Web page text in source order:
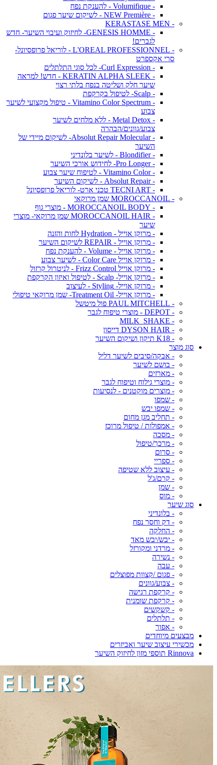
- Volumifique - להענקת נפח
- NEW Première - לשיקום שיער פגום
- KERASTASE MEN
- GENESIS HOMME- לחיזוק ועיבוי השיער- חדש
לגברים!
- L'OREAL PROFESSIONNEL - לוריאל פרופסיונל-
סרי אקספרט
- Curl Expression- לכל סוגי התלתלים
- KERATIN ALPHA SLEEK - חדש! למראה
שיער חלק ושליטה בנפח בלתי רצוי
- Scalp- לטיפול בקרקפת
- Vitamino Color Spectrum - טיפול מקצועי לשיער
צבוע
- Metal Detox - ללא מלחים לשיער
צבוע/גוונים/הבהרה
- Absolut Repair Molecular- לשיקום מיידי של
השיער
- Blondifier - לשיער בלונדיני
- Pro Longer- לחידוש אורכי השיער
- Vitamino Color - לטיפוח שיער צבוע
- Absolut Repair - לשיקום השיער
- TECNI ART טכני ארט- לוריאל פרופסיונל
- MOROCCANOIL שמן מרוקאי
- MOROCCANOIL BODY - מוצרי גוף
- MOROCCANOIL HAIR שמן מרוקאי- מוצרי
שיער
- מרוקן אוייל - Hydration לחות והזנה
- מרוקן אוייל - REPAIR לשיקום השיער
- מרוקן אוייל - Volume - להענקת נפח
- מרוקן אוייל Color Care - לשיער צבוע
- מרוקן אוייל Frizz Control - לניטרול קרזול
- מרוקן אוייל- Scalp - לטיפול ואיזון הקרקפת
- מרוקן אוייל- Styling - לעיצוב
- מרוקן אוייל- Treatment Oil- שמן מרוקאי טיפולי
- PAUL MITCHELL פול מיטשל
- DEPOT - מוצרי טיפוח לגבר
- MILK_SHAKE
- DYSON HAIR דייסון
- K18 תיקון ושיקום השיער
סוג מוצר
- אבקה/סיבים לשיער דליל
- בושם לשיער
- מארזים
- מוצרי גילוח וטיפוח לגבר
- מוצרים מוקטנים - לנסיעות
- שמפו
- שמפו יבש
- תחליב מגן מחום
- אמפולות / טיפול מרוכז
- מסכה
- מרכך/טיפול
- סרום
- ספריי
- עיצוב ללא שטיפה
- קרם/ג'ל
- שמן
- מוס
סוג שיער
- בלונדיני
- דק וחסר נפח
- החלקה
- יבש/יבש מאד
- מרדני ומקורזל
- נשירה
- עבה
- פגום /קצוות מפוצלים
- צבוע/גוונים
- קרקפת רגישה
- קרקפת שומנית
- קשקשים
- תלתלים
- אפור
מבצעים מיוחדים
מכשירי עיצוב שיער ואביזרים
Rinnova תוספי מזון לחיזוק השיער